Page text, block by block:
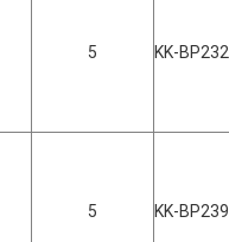
5 KK-BP232
5 KK-BP239